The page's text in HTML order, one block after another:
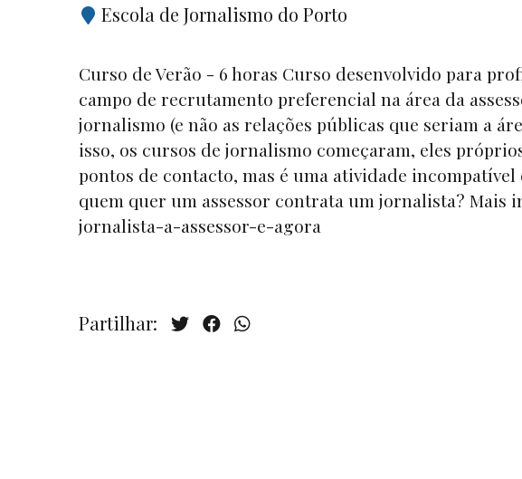
Escola de Jornalismo do Porto
Curso de Verão - 6 horas Curso desenvolvido para
campo de recrutamento preferencial na área da
jornalismo (e não as relações públicas que seriam a
isso, os cursos de jornalismo começaram, eles
pontos de contacto, mas é uma atividade incompatível
quem quer um assessor contrata um jornalista? Mais
jornalista-a-assessor-e-agora
Partilhar: